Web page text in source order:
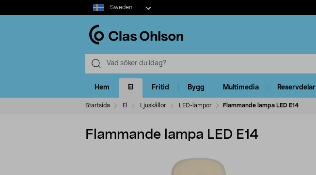
Select
market
Sweden
Hem El Fritid Bygg Multimedia Reservdelar
Startsida El Ljuskällor LED-lampor Flammande lampa LED E14
Flammande lampa LED E14